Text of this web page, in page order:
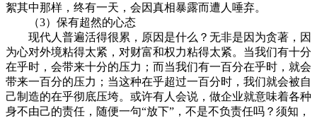
絮其中那样，终有一天，会因真相暴露而遭人唾弃。
（3）保有超然的心态
现代人普遍活得很累，原因是什么？无非是因为贪著，因
为心对外境粘得太紧，对财富和权力粘得太紧。当我们有十分
在乎时，会带来十分的压力；而当我们有一百分在乎时，就会
带来一百分的压力；当这种在乎超过一百分时，我们就会被自
己制造的在乎彻底压垮。或许有人会说，做企业就意味着各种
身不由己的责任，随便一句“放下”，不是不负责任吗？须知，